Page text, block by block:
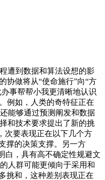
遭到数据和算法设想的影
协做将从“使命施行”向“方
事帮帮小我更清晰地认识
例如，人类的奇特征正在
能够通过预测阐发和数据
和技术要求提出了新的挑
次要表现正在以下几个方
撑的决策支撑。另一方
白，具有高不确定性规避文
人群可能更倾向于采用和
挑和，这种差别表现正在